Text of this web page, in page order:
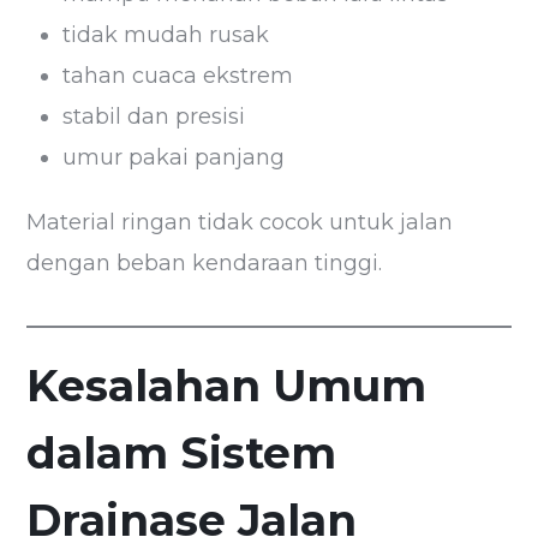
tidak mudah rusak
tahan cuaca ekstrem
stabil dan presisi
umur pakai panjang
Material ringan tidak cocok untuk jalan
dengan beban kendaraan tinggi.
Kesalahan Umum
dalam Sistem
Drainase Jalan